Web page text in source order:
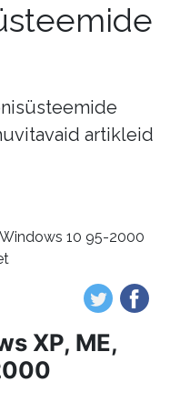
artikleid
10 95-2000
XP, ME,